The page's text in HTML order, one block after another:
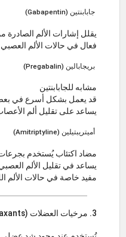
جابابنتين (Gabapentin)
يقلل إشارات الألم الصادرة
فعال في حالات الألم العصبي
بريجابالين (Pregabalin)
مشابه للجابابنتين
قد يعمل بشكل أسرع في
يساعد على تقليل ألم
أميتريبتيلين (Amitriptyline)
مضاد اكتئاب يُستخدم
يساعد في تقليل الألم
مفيد خاصة في حالات الألم
3. مرخيات العضلات (Muscle Relaxants)